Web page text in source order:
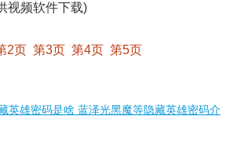
视频软件下载)
2页 第3页 第4页 第5页
英雄密码是啥 蓝泽光黑魔等隐藏英雄密码介